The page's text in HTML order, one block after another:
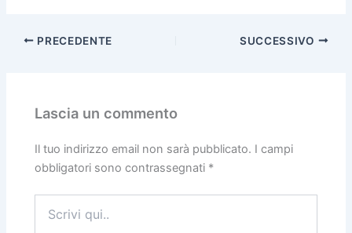
PRECEDENTE SUCCESSIVO
Lascia un commento
Il tuo indirizzo email non sarà pubblicato. I campi
obbligatori sono contrassegnati *
qui..